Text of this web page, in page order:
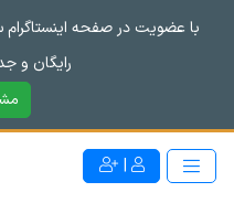
با عضویت در صفحه
رایگان و
|